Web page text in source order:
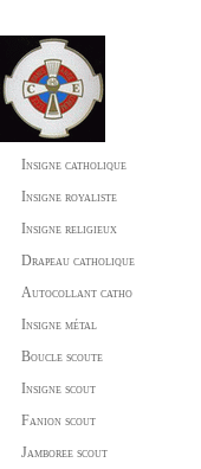
Insigne catholique
Insigne royaliste
Insigne religieux
Drapeau catholique
Autocollant catho
Insigne métal
Boucle scoute
Insigne scout
Fanion scout
Jamboree scout